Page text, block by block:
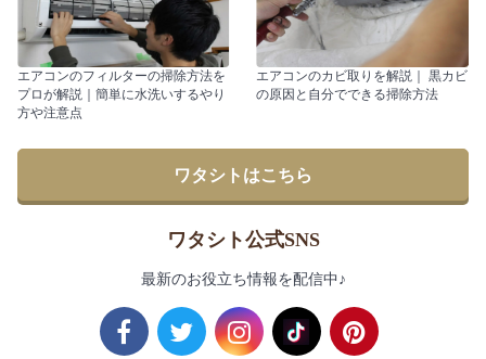
エアコンのフィルターの掃除方法を
プロが解説｜簡単に水洗いするやり
方や注意点
エアコンのカビ取りを解説｜ 黒カビ
の原因と自分でできる掃除方法
ワタシトはこちら
ワタシト公式SNS
最新のお役立ち情報を配信中♪